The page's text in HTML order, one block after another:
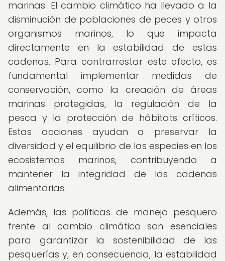
marinas. El cambio climático ha llevado a la
disminución de poblaciones de peces y otros
organismos marinos, lo que impacta
directamente en la estabilidad de estas
cadenas. Para contrarrestar este efecto, es
fundamental implementar medidas de
conservación, como la creación de áreas
marinas protegidas, la regulación de la
pesca y la protección de hábitats críticos.
Estas acciones ayudan a preservar la
diversidad y el equilibrio de las especies en los
ecosistemas marinos, contribuyendo a
mantener la integridad de las cadenas
alimentarias.
Además, las políticas de manejo pesquero
frente al cambio climático son esenciales
para garantizar la sostenibilidad de las
pesquerías y, en consecuencia, la estabilidad